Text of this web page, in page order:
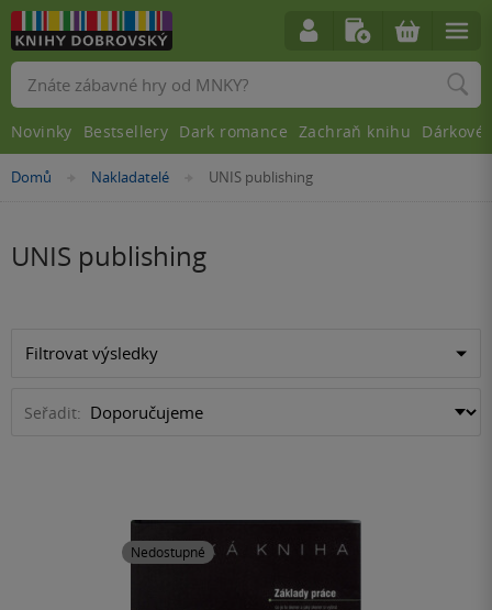
Nacházíte
Domů »
Nakladatelé »
UNIS publishing
UNIS publishing
Filtrovat výsledky
Seřadit:
Nedostupné
Vyhledávání
Novinky Bestsellery Dark romance Zachraň knihu Dárkové